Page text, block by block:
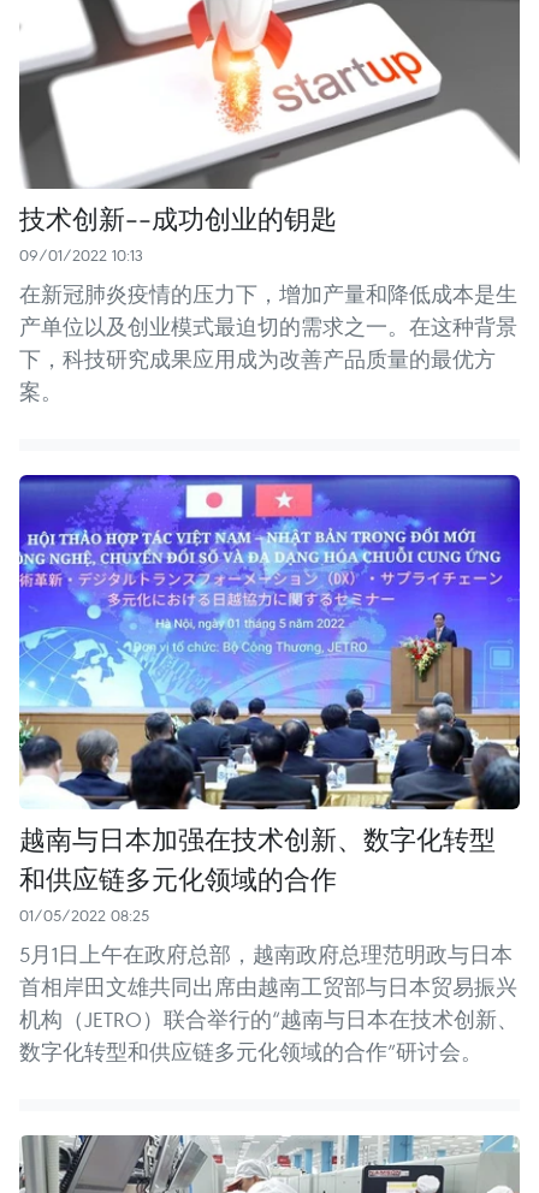
技术创新--成功创业的钥匙
09/01/2022 10:13
在新冠肺炎疫情的压力下，增加产量和降低成本是生
产单位以及创业模式最迫切的需求之一。在这种背景
下，科技研究成果应用成为改善产品质量的最优方
案。
越南与日本加强在技术创新、数字化转型
和供应链多元化领域的合作
01/05/2022 08:25
5月1日上午在政府总部，越南政府总理范明政与日本
首相岸田文雄共同出席由越南工贸部与日本贸易振兴
机构（JETRO）联合举行的“越南与日本在技术创新、
数字化转型和供应链多元化领域的合作”研讨会。